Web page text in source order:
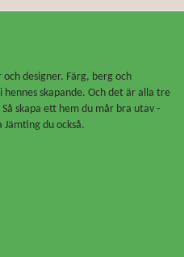
och designer. Färg, berg och
skapande. Och det är alla tre
skapa ett hem du mår bra utav -
Jämting du också.